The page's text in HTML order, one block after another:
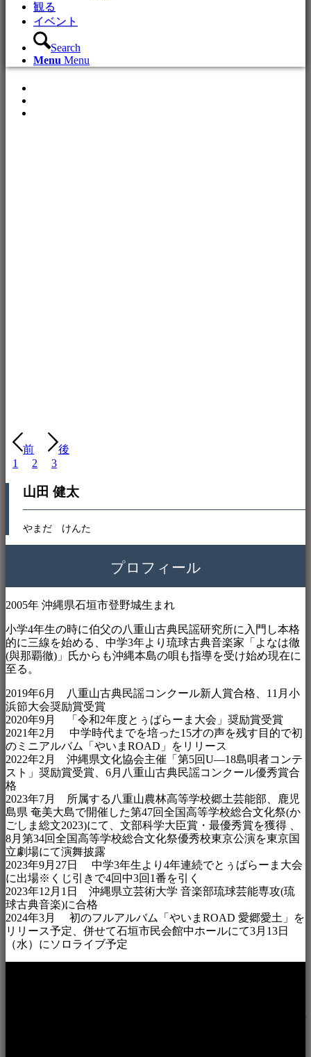
観る
イベント
Search
Menu Menu
前
後
1
2 3
山田 健太
やまだ けんた
プロフィール
2005年 沖縄県石垣市登野城生まれ
小学4年生の時に伯父の八重山古典民謡研究所に入門し本格
的に三線を始める、中学3年より琉球古典音楽家「よなは徹
(與那覇徹)」氏からも沖縄本島の唄も指導を受け始め現在に
至る。
2019年6月 八重山古典民謡コンクール新人賞合格、11月小
浜節大会奨励賞受賞
2020年9月 「令和2年度とぅばらーま大会」奨励賞受賞
2021年2月 中学時代までを培った15才の声を残す目的で初
のミニアルバム「やいまROAD」をリリース
2022年2月 沖縄県文化協会主催「第5回U―18島唄者コンテ
スト」奨励賞受賞、6月八重山古典民謡コンクール優秀賞合
格
2023年7月 所属する八重山農林高等学校郷土芸能部、鹿児
島県 奄美大島で開催した第47回全国高等学校総合文化祭(か
ごしま総文2023)にて、文部科学大臣賞・最優秀賞を獲得 、
8月第34回全国高等学校総合文化祭優秀校東京公演を東京国
立劇場にて演舞披露
2023年9月27日 中学3年生より4年連続でとぅばらーま大会
に出場※くじ引きで4回中3回1番を引く
2023年12月1日 沖縄県立芸術大学 音楽部琉球芸能専攻(琉
球古典音楽)に合格
2024年3月 初のフルアルバム「やいまROAD 愛郷愛土」を
リリース予定、併せて石垣市民会館中ホールにて3月13日
（水）にソロライブ予定